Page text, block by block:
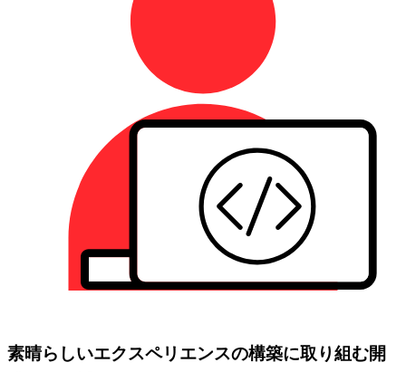
素晴らしいエクスペリエンスの構築に取り組む開